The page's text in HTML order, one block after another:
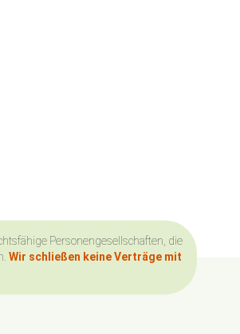
Personengesellschaften, die
Wir schließen keine Verträge mit